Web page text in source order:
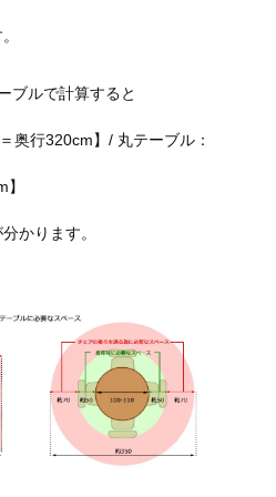
ブルで計算すると
奥行320cm】/ 丸テーブル：
かります。